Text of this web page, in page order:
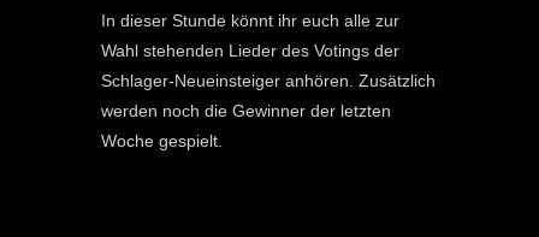
In dieser Stunde könnt ihr euch alle zur
Wahl stehenden Lieder des Votings der
Schlager-Neueinsteiger anhören. Zusätzlich
werden noch die Gewinner der letzten
Woche gespielt.